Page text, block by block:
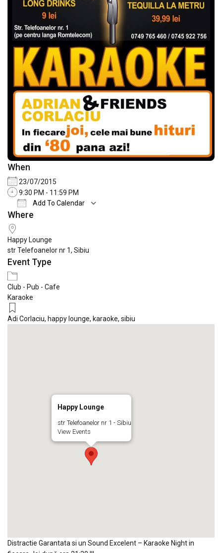
When
23/07/2015
9:30 PM - 11:59 PM
Add To Calendar
Download ICS
Where
Happy Lounge
str Telefoanelor nr 1, Sibiu
Event Type
Club - Pub - Cafe
Karaoke
Adi Corlaciu, happy lounge, karaoke, sibiu
Happy Lounge
str Telefoanelor nr 1 - Sibiu
View Events
Distractie Garantata si un Sound Excelent – Karaoke Night in